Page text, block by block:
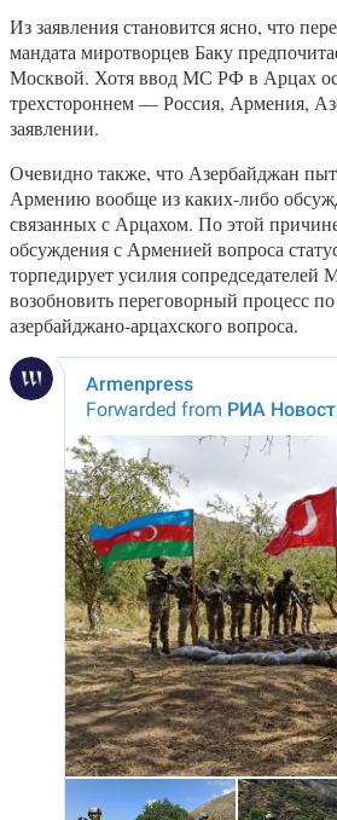
Из заявления становится ясно, что
мандата миротворцев Баку
Москвой. Хотя ввод МС РФ в Арцах
трехстороннем — Россия, Армения,
заявлении.
Очевидно также, что Азербайджан
Армению вообще из каких-либо
связанных с Арцахом. По этой
обсуждения с Арменией вопроса
торпедирует усилия
возобновить переговорный процесс
азербайджано-арцахского вопроса.